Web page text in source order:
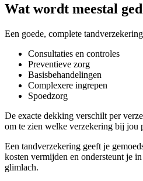
Wat wordt meestal
Een goede, complete
Consultaties en controles
Preventieve zorg
Basisbehandelingen
Complexere ingrepen
Spoedzorg
De exacte dekking verschilt per
om te zien welke verzekering bij jou
Een tandverzekering geeft je
kosten vermijden en ondersteunt je
glimlach.